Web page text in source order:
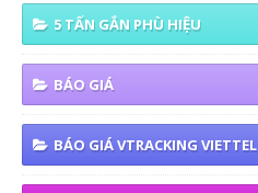
5 TẤN GẮN PHÙ HIỆU
BÁO GIÁ
BÁO GIÁ VTRACKING VIETTEL